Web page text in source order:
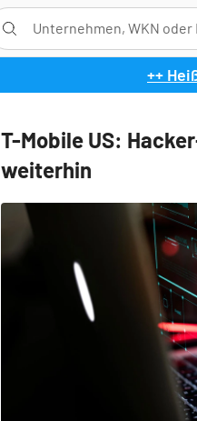
++
T-Mobile US:
weiterhin